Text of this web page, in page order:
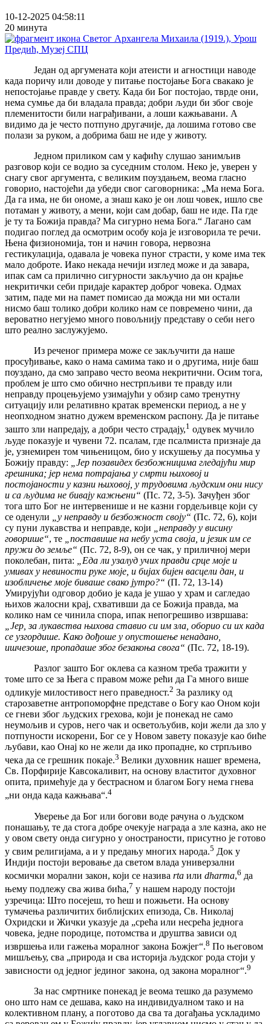
10-12-2025 04:58:11
20 минута
Један од аргумената који атеисти и агностици наводе
када поричу или доводе у питање постојање Бога свакако је
непостојање правде у свету. Када би Бог постојао, тврде они,
нема сумње да би владала правда; добри људи би због своје
племенитости били награђивани, а лоши кажњавани. А
видимо да је често потпуно другачије, да лошима готово све
полази за руком, а добрима баш не иде у животу.
Једном приликом сам у кафићу слушао занимљив
разговор који се водио за суседним столом. Неко је, уверен у
снагу свог аргумента, с великим поуздањем, веома гласно
говорио, настојећи да убеди свог саговорника: „Ма нема Бога.
Да га има, не би ономе, а знаш како је он лош човек, ишло све
потаман у животу, а мени, који сам добар, баш не иде. Па где
је ту та Божија правда? Ма сигурно нема Бога.“ Лагано сам
подигао поглед да осмотрим особу која је изговорила те речи.
Њена физиономија, тон и начин говора, нервозна
гестикулација, одавала је човека пуног страсти, у коме има тек
мало доброте. Иако некада нечији изглед може и да завара,
ипак сам са прилично сигурности закључио да он крајње
некритички себи придаје карактер доброг човека. Одмах
затим, паде ми на памет помисао да можда ни ми остали
нисмо баш толико добри колико нам се повремено чини, да
вероватно негујемо много повољнију представу о себи него
што реално заслужујемо.
Из реченог примера може се закључити да наше
просуђивање, како о нама самима тако и о другима, није баш
поуздано, да смо заправо често веома некритични. Осим тога,
проблем је што смо обично нестрпљиви те правду или
неправду процењујемо узимајући у обзир само тренутну
ситуацију или релативно кратак временски период, а не у
неопходном знатно дужем временском распону. Да је питање
зашто зли напредају, а добри често страдају,1 одувек мучило
људе показује и чувени 72. псалам, где псалмиста признаје да
је, узнемирен том чињеницом, био у искушењу да посумња у
Божију правду:
„Јер позавидех безбожницима гледајући мир
грешника; јер нема потрајања у смрти њиховој и
постојаности у казни њиховој, у трудовима људским они нису
и са људима не бивају кажњени“ (Пс. 72, 3-5). Зачуђен због
тога што Бог не интервенише и не казни гордељивце који су
се оденули
„у неправду и безбожност своју“ (Пс. 72, 6), који
су пуни лукавства и неправде, који
„неправду у висину
говорише“, те
„поставише на небу уста своја, и језик им се
пружи до земље“ (Пс. 72, 8-9), он се чак, у приличној мери
поколебан, пита:
„Еда ли узалуд учих правди срце моје и
умивах у невиности руке моје, и бијах бијен васцели дан, и
изобличење моје биваше свако јутро?“ (П. 72, 13-14)
Умирујући одговор добио је када је ушао у храм и сагледао
њихов жалосни крај, схвативши да се Божија правда, ма
колико нам се чинила спора, ипак непогрешиво извршава:
„Јер, за лукавства њихова ставио си им зла, оборио си их када
се узгордише. Како дођоше у опустошење ненадано,
ишчезоше, пропадаше због безакоња свога“ (Пс. 72, 18-19).
Разлог зашто Бог оклева са казном треба тражити у
томе што се за Њега с правом може рећи да Га много више
одликује милостивост него праведност.2 За разлику од
старозаветне антропоморфне представе о Богу као Оном који
се гневи због људских грехова, који је понекад не само
неумољив и суров, него чак и осветољубив, који жели да зло у
потпуности искорени, Бог се у Новом завету показује као биће
љубави, као Онај ко не жели да ико пропадне, ко стрпљиво
чека да се грешник покаје.3 Велики духовник нашег времена,
Св. Порфирије Кавсокаливит, на основу властитог духовног
опита, примећује да у бестрасном и благом Богу нема гнева
„ни онда када кажњава“.4
Уверење да Бог или богови воде рачуна о људском
понашању, те да стога добре очекује награда а зле казна, ако не
у овом свету онда сигурно у оностраности, присутно је готово
у свим религијама, а и у предању многих народа.5 Док у
Индији постоји веровање да светом влада универзални
космички морални закон, који се назива rta или dharma,6 да
њему подлежу сва жива бића,7 у нашем народу постоји
узречица: Што посејеш, то ћеш и пожњети. На основу
тумачења различитих библијских епизода, Св. Николај
Охридски и Жички указује да „срећа или несрећа једнога
човека, једне породице, потомства и друштва зависи од
извршења или гажења моралног закона Божјег“.8 По његовом
мишљењу, сва „природа и сва историја људског рода стоји у
зависности од једног јединог закона, од закона моралног“.9
За нас смртнике понекад је веома тешко да разумемо
оно што нам се дешава, како на индивидуалном тако и на
колективном плану, а поготово да сва та догађања ускладимо